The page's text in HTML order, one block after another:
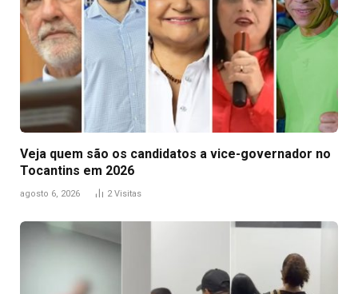
Veja quem são os candidatos a vice-governador no
Tocantins em 2026
agosto 6, 2026 2Visitas